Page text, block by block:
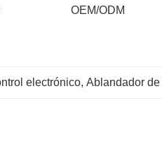
OEM/ODM
electrónico, Ablandador